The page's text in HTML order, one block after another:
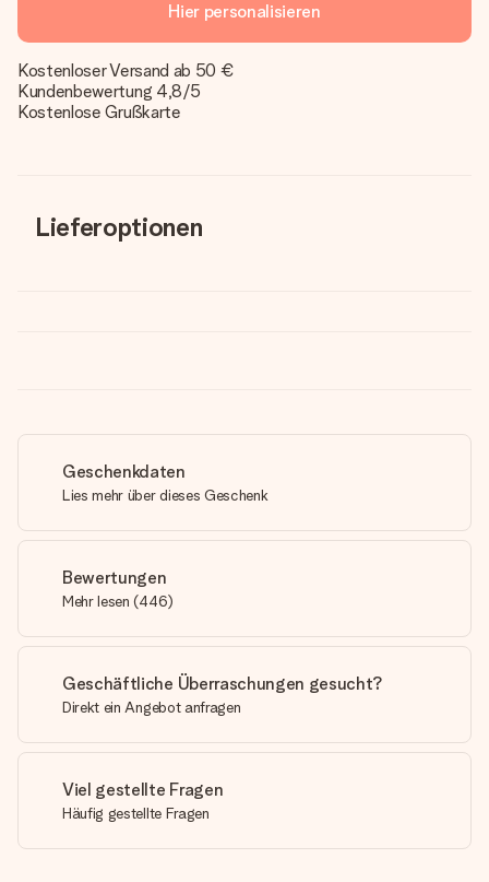
Hier personalisieren
Kostenloser Versand ab 50 €
Kundenbewertung 4,8/5
Kostenlose Grußkarte
Lieferoptionen
Geschenkdaten
Lies mehr über dieses Geschenk
Bewertungen
Mehr lesen (446)
Geschäftliche Überraschungen gesucht?
Direkt ein Angebot anfragen
Viel gestellte Fragen
Häufig gestellte Fragen